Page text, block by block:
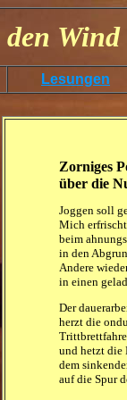
den
Lesungen
Zorniges
über die
Joggen soll
Mich
beim
in den
Andere
in einen
Der
herzt die
und hetzt die
dem
auf die Spur